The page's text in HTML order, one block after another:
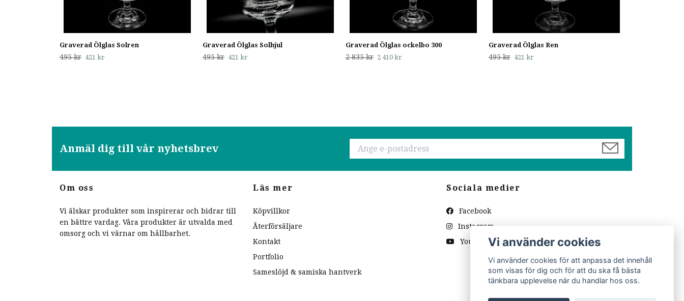
Graverad Ölglas Solren
495 kr 421 kr
Graverad Ölglas Solhjul
495 kr 421 kr
Graverad Ölglas ockelbo 300
2 835 kr 2 410 kr
Graverad Ölglas Ren
495 kr 421 kr
Anmäl dig till vår nyhetsbrev
Om oss
Vi älskar produkter som inspirerar och bidrar till
en bättre vardag. Våra produkter är utvalda med
omsorg och vi värnar om hållbarhet.
Läs mer
Köpvillkor
Återförsäljare
Kontakt
Portfolio
Sameslöjd & samiska hantverk
Sociala medier
Facebook
Instagram
YouTubeVi använder cookies
Vi använder cookies för att anpassa det innehåll
som visas för dig och för att du ska få bästa
tänkbara upplevelse när du handlar hos oss.